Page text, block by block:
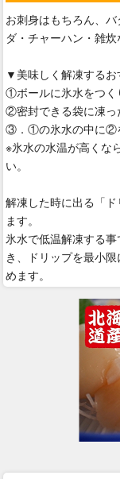
お刺身はもちろん、
ダ・チャーハン・雑
▼美味しく解凍する
①ボールに氷水をつく
②密封できる袋に凍っ
③．①の氷水の中に②
※氷水の水温が高くな
い。
解凍した時に出る「
ます。
氷水で低温解凍する
き、ドリップを最小
めます。